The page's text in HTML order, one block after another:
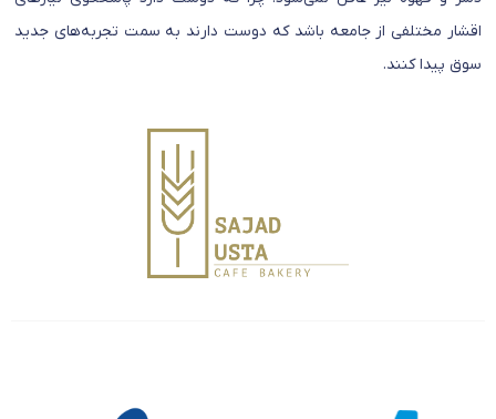
اقشار مختلفی از جامعه باشد که دوست دارند به سمت تجربه‌های جدید
سوق پیدا کنند.